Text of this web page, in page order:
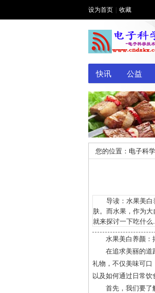
设为首页 收藏
快讯 公益
您的位置： 电子科
导读：水果美白
肤。而水果，作为
就来探讨一下吃什么
水果美白养颜：
在追求美丽的道
礼物，不仅美味可口
以及如何通过日常饮
首先，我们要了